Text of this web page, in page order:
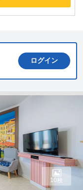
ログイン
10枚